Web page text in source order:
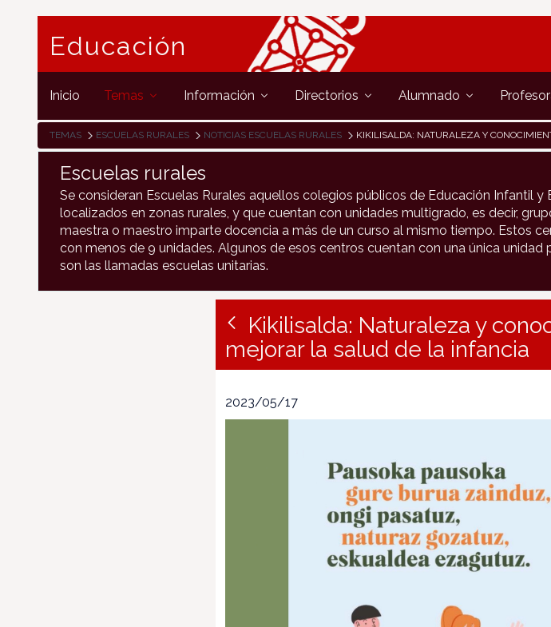
Educación
Inicio Temas Información Directorios Alumnado
TEMAS ESCUELAS RURALES NOTICIAS ESCUELAS RURALES KIKILISALDA: NATURALEZA Y CONOCIMIENTO DEL ENTORNO PARA MEJORAR LA SALUD DE
Escuelas rurales
Se consideran Escuelas Rurales aquellos colegios públicos de Educación Infantil y
localizados en zonas rurales, y que cuentan con unidades multigrado, es decir,
maestra o maestro imparte docencia a más de un curso al mismo tiempo. Estos
con menos de 9 unidades. Algunos de esos centros cuentan con una única unidad
son las llamadas escuelas unitarias.
Kikilisalda: Naturaleza y
mejorar la salud de la infancia
2023/05/17